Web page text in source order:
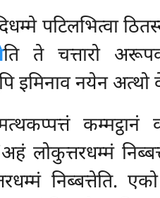
पटिलभित्वा
ति ते चत्तारो
इमिनाव नयेन अत्थो
निब्बत्तेति.